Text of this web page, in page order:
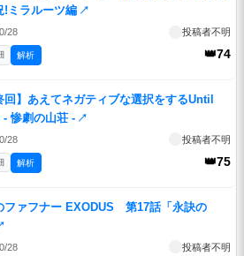
!ミラルーツ編 ↗
28 投稿者不明
👑74
解析
回】あえてネガティブな選択をするUntil
- 惨劇の山荘 - ↗
28 投稿者不明
👑75
解析
ファフナー EXODUS 第17話「永訣の
28 投稿者不明